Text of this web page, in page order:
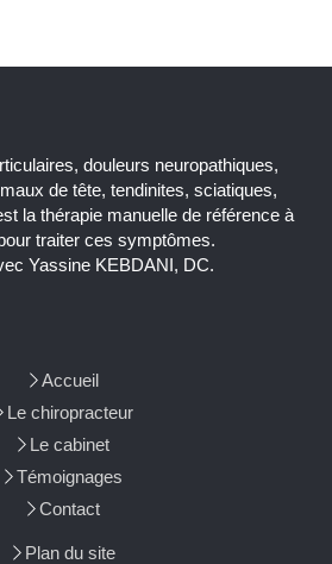
douleurs neuropathiques,
de tête, tendinites, sciatiques,
la thérapie manuelle de référence à
traiter ces symptômes.
Yassine KEBDANI, DC.
Accueil
Le chiropracteur
Le cabinet
Témoignages
Contact
Plan du site